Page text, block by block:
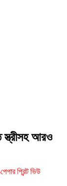
আরও
প্রিন্ট ভিউ